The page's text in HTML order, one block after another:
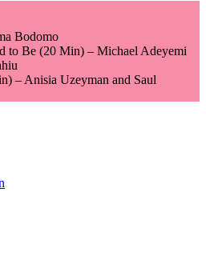
Bodomo
to Be (20 Min) – Michael Adeyemi
– Anisia Uzeyman and Saul